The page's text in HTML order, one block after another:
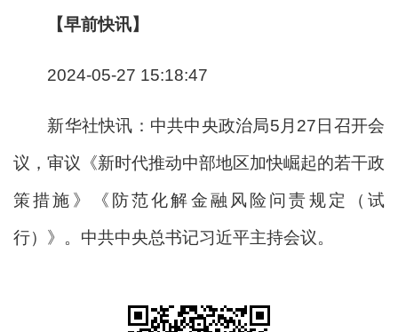
【早前快讯】
2024-05-27 15:18:47
新华社快讯：中共中央政治局5月27日召开会
议，审议《新时代推动中部地区加快崛起的若干政
策措施》《防范化解金融风险问责规定（试
行）》。中共中央总书记习近平主持会议。